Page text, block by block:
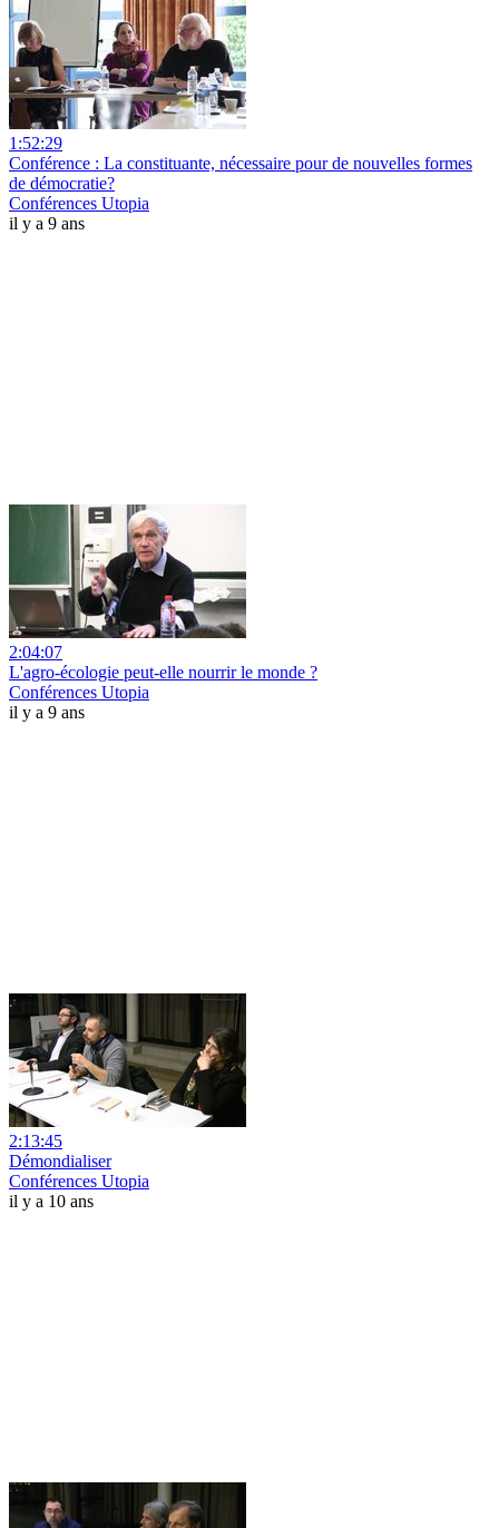
1:52:29
Conférence : La constituante, nécessaire pour de nouvelles formes
de démocratie?
Conférences Utopia
il y a 9 ans
2:04:07
L'agro-écologie peut-elle nourrir le monde ?
Conférences Utopia
il y a 9 ans
2:13:45
Démondialiser
Conférences Utopia
il y a 10 ans